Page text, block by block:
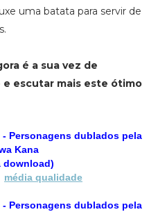
uma batata para servir de
é a sua vez de
escutar mais este ótimo
Personagens dublados pela
Kana
download)
média qualidade
Personagens dublados pela